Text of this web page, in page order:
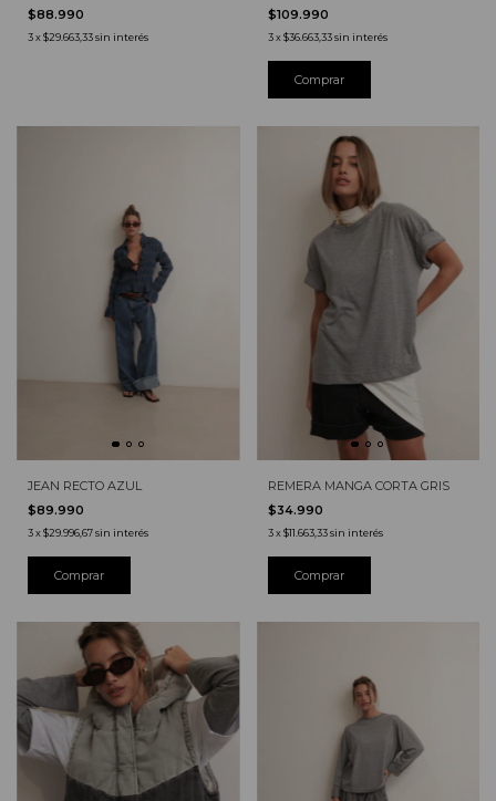
$88.990
3x$29.663,33sin interés
$109.990
3 x$36.663,33 sin interés
Comprar
JEAN RECTO AZUL
$89.990
3x$29.996,67sin interés
Comprar
REMERA MANGA CORTA GRIS
$34.990
3 x$11.663,33 sin interés
Comprar